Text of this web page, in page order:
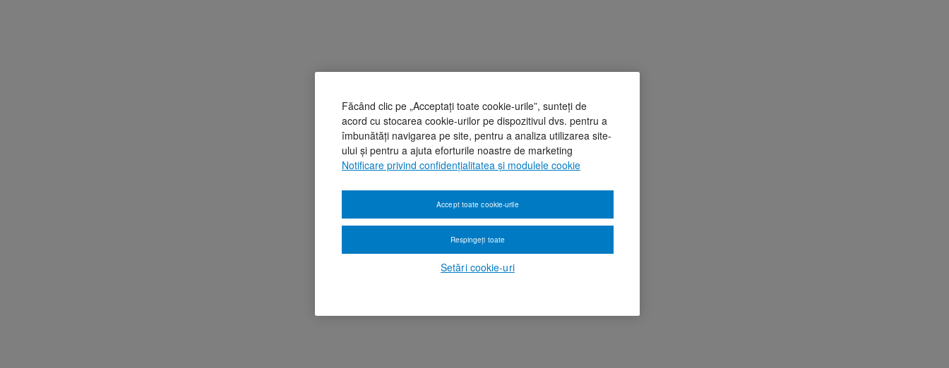
Făcând clic pe „Acceptați toate cookie-urile”, sunteți de
acord cu stocarea cookie-urilor pe dispozitivul dvs. pentru a
îmbunătăți navigarea pe site, pentru a analiza utilizarea site-
ului și pentru a ajuta eforturile noastre de marketing
Notificare privind confidențialitatea și modulele cookie
Setări cookie-uri
Respingeți toate
Accept toate cookie-urile